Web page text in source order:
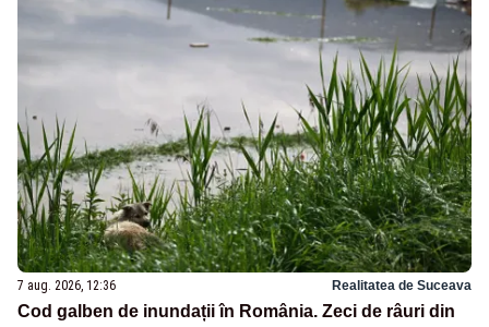
7 aug. 2026, 12:36 Realitatea de Suceava
Cod galben de inundații în România. Zeci de râuri din